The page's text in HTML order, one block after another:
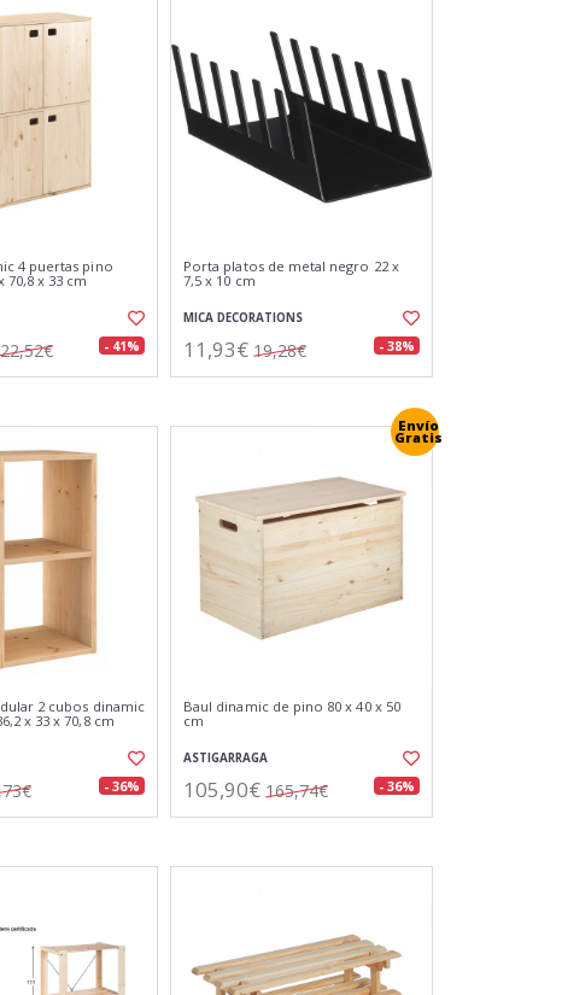
4 puertas pino
70,8 x 33 cm
- 41%
Porta platos de metal negro 22 x
7,5 x 10 cm
MICA DECORATIONS
11,93€ 19,28€ - 38%
2 cubos dinamic
x 33 x 70,8 cm
- 36%
Envío
Gratis
Baul dinamic de pino 80 x 40 x 50
cm
ASTIGARRAGA
105,90€ 165,74€ - 36%